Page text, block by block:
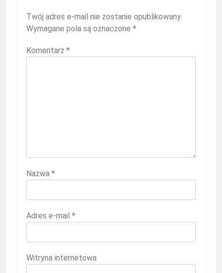
Twój adres e-mail nie zostanie opublikowany.
Wymagane pola są oznaczone *
Komentarz *
Nazwa *
Adres e-mail *
Witryna internetowa